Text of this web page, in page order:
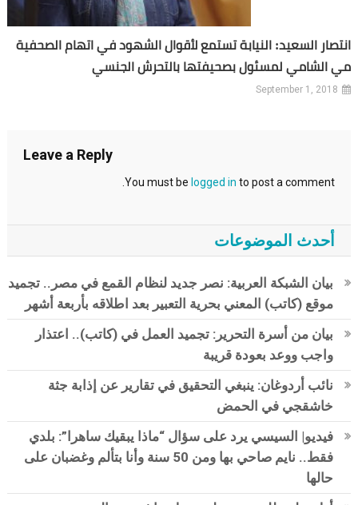
انتصار السعيد: النيابة تستمع لأقوال الشهود في اتهام الصحفية
مي الشامي لمسئول بصحيفتها بالتحرش الجنسي
September 1, 2018
Leave a Reply
You must be logged in to post a comment.
أحدث الموضوعات
بيان الشبكة العربية: نصر جديد لنظام القمع في مصر.. تجميد
موقع (كاتب) المعني بحرية التعبير بعد اطلاقه بأربعة أشهر
بيان من أسرة التحرير: تجميد العمل في (كاتب).. اعتذار
واجب ووعد بعودة قريبة
نائب أردوغان: ينبغي التحقيق في تقارير عن إذابة جثة
خاشقجي في الحمض
فيديو| السيسي يرد على سؤال “ماذا يبقيك ساهرا”: بلدي
فقط.. نايم صاحي بها ومن 50 سنة وأنا بتألم وغضبان على
حالها